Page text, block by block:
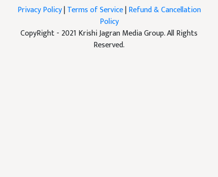
Privacy Policy|Terms of Service|Refund & Cancellation
Policy
CopyRight - 2021 Krishi Jagran Media Group. All Rights
Reserved.